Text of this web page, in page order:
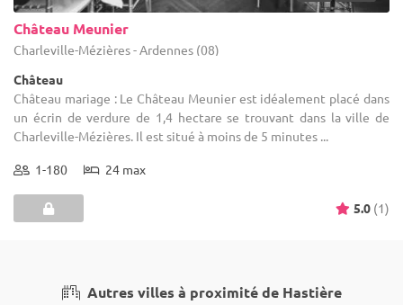
Château Meunier
Charleville-Mézières - Ardennes (08)
Château
Château mariage : Le Château Meunier est idéalement placé dans
un écrin de verdure de 1,4 hectare se trouvant dans la ville de
Charleville-Mézières. Il est situé à moins de 5 minutes ...
1-180 24 max
5.0 (1)
Autres villes à proximité de Hastière